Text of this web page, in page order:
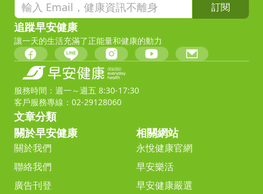
訂閱
追蹤早安健康
讓一天的生活充滿了正能量和健康的動力
服務時間：週一～週五 8:30-17:30
客戶服務專線：02-29128060
文章分類
關於早安健康
關於我們
聯絡我們
廣告刊登
相關網站
永悅健康官網
早安樂活
早安健康嚴選